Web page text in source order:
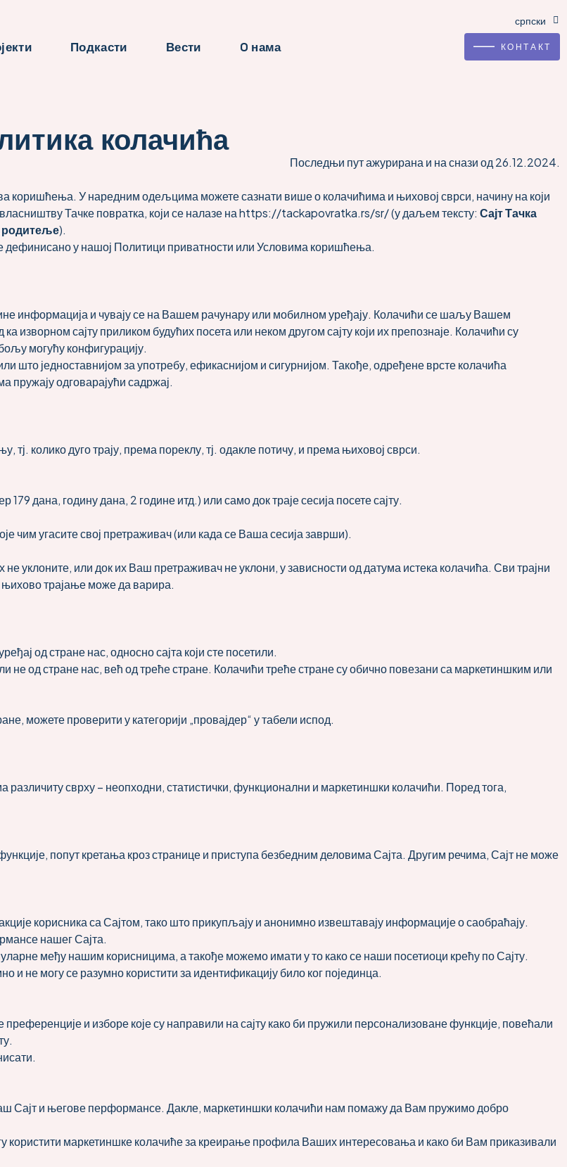
српски
english
Подкасти Вести O нама ——— КОНТАКТ
колачића
Последњи пут ажурирана и на снази од 26.12.2024.
коришћења. У наредним одељцима можете сазнати више о колачићима и њиховој сврси, начину на који
Тачке повратка, који се налазе наhttps://tackapovratka.rs/sr/(у даљем тексту: Сајт Тачка
родитеље).
дефинисано у нашој Политици приватности или Условима коришћења.
информација и чувају се на Вашем рачунару или мобилном уређају. Колачићи се шаљу Вашем
изворном сајту приликом будућих посета или неком другом сајту који их препознаје. Колачићи су
могућу конфигурацију.
што једноставнијом за употребу, ефикаснијом и сигурнијом. Такође, одређене врсте колачића
одговарајући садржај.
колико дуго трају, према пореклу, тј. одакле потичу, и према њиховој сврси.
дана, годину дана, 2 године итд.) или само док траје сесија посете сајту.
чим угасите свој претраживач (или када се Ваша сесија заврши).
не уклоните, или док их Ваш претраживач не уклони, у зависности од датума истека колачића. Сви трајни
њихово трајање може да варира.
од стране нас, односно сајта који сте посетили.
не од стране нас, већ од треће стране. Колачићи треће стране су обично повезани са маркетиншким или
можете проверити у категорији „провајдер“ у табели испод.
сврху – неопходни, статистички, функционални и маркетиншки колачићи. Поред тога,
попут кретања кроз странице и приступа безбедним деловима Сајта. Другим речима, Сајт не може
корисника са Сајтом, тако што прикупљају и анонимно извештавају информације о саобраћају.
нашег Сајта.
међу нашим корисницима, а такође можемо имати у то како се наши посетиоци крећу по Сајту.
не могу се разумно користити за идентификацију било ког појединца.
и изборе које су направили на сајту како би пружили персонализоване функције, повећали
Сајт и његове перформансе. Дакле, маркетиншки колачићи нам помажу да Вам пружимо добро
користити маркетиншке колачиће за креирање профила Ваших интересовања и како би Вам приказивали